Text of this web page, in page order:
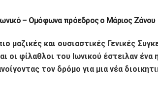
– Ομόφωνα πρόεδρος ο Μάριος Ζάνου
μαζικές και ουσιαστικές Γενικές
οι φίλαθλοι του Ιωνικού έστειλαν
τον δρόμο για μια νέα